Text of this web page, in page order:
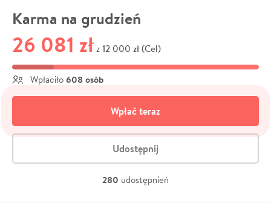
Karma na grudzień
26 081 zł z 12 000 zł (Cel)
Wpłaciło 608 osób
Wpłać teraz
Udostępnij
280 udostępnień